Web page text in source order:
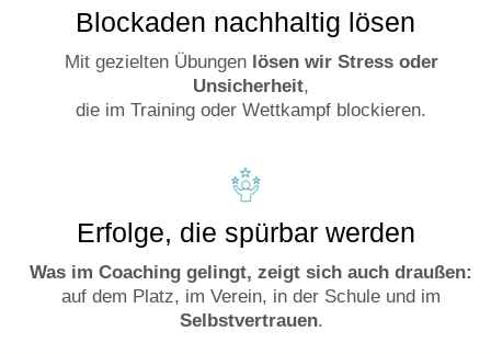
Blockaden nachhaltig lösen
Mit gezielten Übungen lösen wir Stress oder
Unsicherheit,
die im Training oder Wettkampf blockieren.
Erfolge, die spürbar werden
Was im Coaching gelingt, zeigt sich auch draußen:
auf dem Platz, im Verein, in der Schule und im
Selbstvertrauen.